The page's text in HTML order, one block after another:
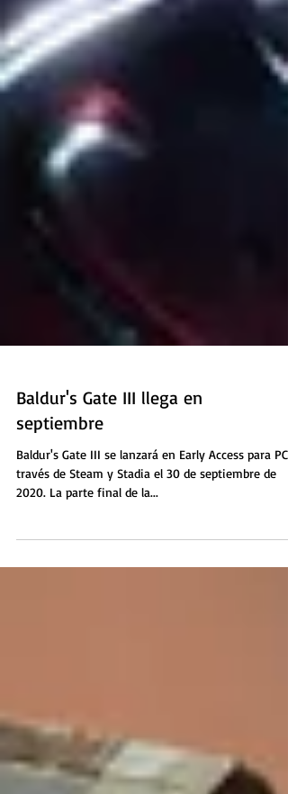
Baldur's Gate III llega en
septiembre
Baldur's Gate III se lanzará en Early Access para PC
2020. La parte final de la...